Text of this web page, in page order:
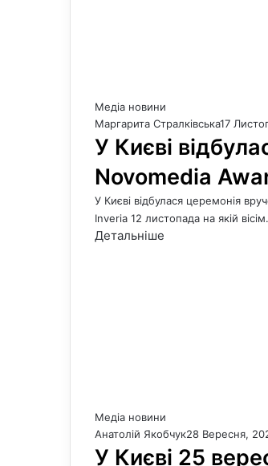
Медіа новини
Маргарита Стралківська17
У Києві
Novomedia
У Києві відбулася церемонія
Inveria 12 листопада на якій
Детальніше
Медіа новини
Анатолій Якобчук28 Вересня,
У Києві 25